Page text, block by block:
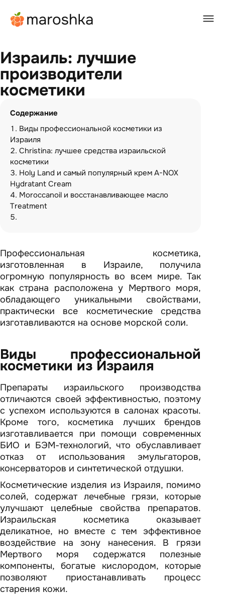
Израиль: лучшие
производители
косметики
Содержание
Виды профессиональной косметики из
Израиля
Christina: лучшее средства израильской
косметики
Holy Land и самый популярный крем A-NOX
Hydratant Cream
Moroccanoil и восстанавливающее масло
Treatment
Профессиональная косметика,
изготовленная в Израиле, получила
огромную популярность во всем мире. Так
как страна расположена у Мертвого моря,
обладающего уникальными свойствами,
практически все косметические средства
изготавливаются на основе морской соли.
Виды профессиональной
косметики из Израиля
Препараты израильского производства
отличаются своей эффективностью, поэтому
с успехом используются в салонах красоты.
Кроме того, косметика лучших брендов
изготавливается при помощи современных
БИО и БЭМ-технологий, что обуславливает
отказ от использования эмульгаторов,
консерваторов и синтетической отдушки.
Косметические изделия из Израиля, помимо
солей, содержат лечебные грязи, которые
улучшают целебные свойства препаратов.
Израильская косметика оказывает
деликатное, но вместе с тем эффективное
воздействие на зону нанесения. В грязи
Мертвого моря содержатся полезные
компоненты, богатые кислородом, которые
позволяют приостанавливать процесс
старения кожи.